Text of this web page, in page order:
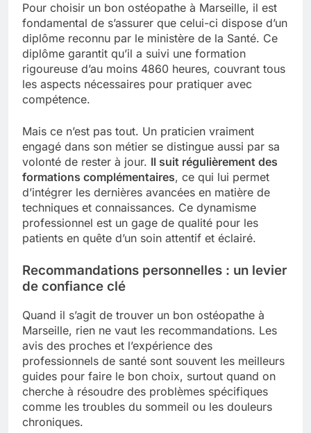
Pour choisir un bon ostéopathe à Marseille, il est
fondamental de s’assurer que celui-ci dispose d’un
diplôme reconnu par le ministère de la Santé. Ce
diplôme garantit qu’il a suivi une formation
rigoureuse d’au moins 4860 heures, couvrant tous
les aspects nécessaires pour pratiquer avec
compétence.
Mais ce n’est pas tout. Un praticien vraiment
engagé dans son métier se distingue aussi par sa
volonté de rester à jour. Il suit régulièrement des
formations complémentaires, ce qui lui permet
d’intégrer les dernières avancées en matière de
techniques et connaissances. Ce dynamisme
professionnel est un gage de qualité pour les
patients en quête d’un soin attentif et éclairé.
Recommandations personnelles : un levier
de confiance clé
Quand il s’agit de trouver un bon ostéopathe à
Marseille, rien ne vaut les recommandations. Les
avis des proches et l’expérience des
professionnels de santé sont souvent les meilleurs
guides pour faire le bon choix, surtout quand on
cherche à résoudre des problèmes spécifiques
comme les troubles du sommeil ou les douleurs
chroniques.